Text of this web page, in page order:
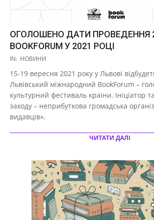
ОГОЛОШЕНО ДАТИ ПРОВЕДЕННЯ
BOOKFORUM У 2021 РОЦІ
2020-
19
IN: НОВИНИ
15-19 вересня 2021 року у Львові
Львівський міжнародний BookForum –
культурний фестиваль країни. Ініціатор
заходу – неприбуткова громадська
видавців».
ЧИТАТИ ДАЛІ